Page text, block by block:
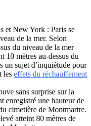
et New York : Paris se
de la mer. Selon
du niveau de la mer
10 mètres au-dessus du
un sujet d’inquiétude pour
les effets du réchauffement
sans surprise sur la
enregistré une hauteur de
cimetière de Montmartre.
atteint 80 mètres de